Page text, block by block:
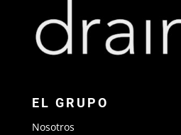
EL GRUPO
Nosotros